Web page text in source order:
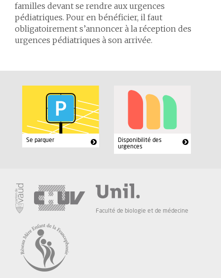
familles devant se rendre aux urgences
pédiatriques. Pour en bénéficier, il faut
obligatoirement s’annoncer à la réception des
urgences pédiatriques à son arrivée.
Se parquer
Disponibilité des
urgences
Faculté de biologie et de médecine